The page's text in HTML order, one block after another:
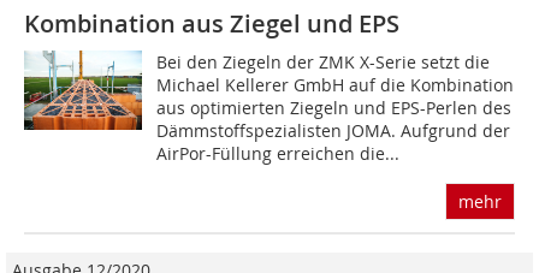
Kombination aus Ziegel und EPS
Bei den Ziegeln der ZMK X-Serie setzt die
Michael Kellerer GmbH auf die Kombination
aus optimierten Ziegeln und EPS-Perlen des
Dämmstoffspezialisten JOMA. Aufgrund der
AirPor-Füllung erreichen die...
mehr